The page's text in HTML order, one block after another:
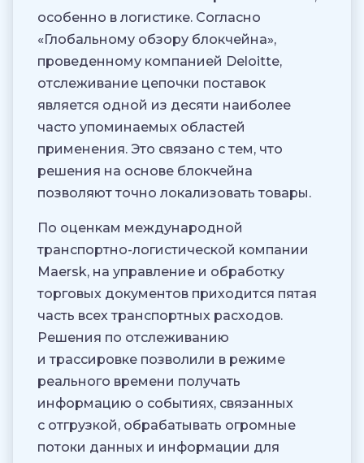
особенно в логистике. Согласно
«Глобальному обзору блокчейна»,
проведенному компанией Deloitte,
отслеживание цепочки поставок
является одной из десяти наиболее
часто упоминаемых областей
применения. Это связано с тем, что
решения на основе блокчейна
позволяют точно локализовать товары.
По оценкам международной
транспортно-логистической компании
Maersk, на управление и обработку
торговых документов приходится пятая
часть всех транспортных расходов.
Решения по отслеживанию
и трассировке позволили в режиме
реального времени получать
информацию о событиях, связанных
с отгрузкой, обрабатывать огромные
потоки данных и информации для